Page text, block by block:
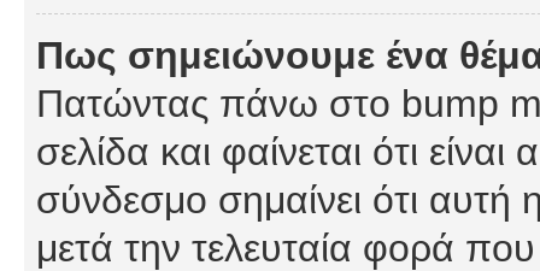
Πως σημειώνουμε ένα
Πατώντας πάνω στο bump
σελίδα και φαίνεται ότι
σύνδεσμο σημαίνει ότι αυτή
μετά την τελευταία φορά που